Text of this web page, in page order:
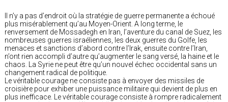
Il n’y a pas d’endroit où la stratégie de guerre permanente a échoué
plus misérablement qu’au Moyen-Orient. A long terme, le
renversement de Mossadegh en Iran, l’aventure du canal de Suez, les
nombreuses guerres israéliennes, les deux guerres du Golfe, les
menaces et sanctions d’abord contre l’Irak, ensuite contre l’Iran,
n’ont rien accompli d’autre qu’augmenter le sang versé, la haine et le
chaos. La Syrie ne peut être qu’un nouvel échec occidental sans un
changement radical de politique.
Le véritable courage ne consiste pas à envoyer des missiles de
croisière pour exhiber une puissance militaire qui devient de plus en
plus inefficace. Le véritable courage consiste à rompre radicalement